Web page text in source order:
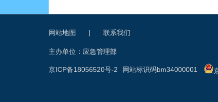
网站地图 | 联系我们
主办单位：应急管理部
网站标识码bm34000001
京ICP备18056520号-2